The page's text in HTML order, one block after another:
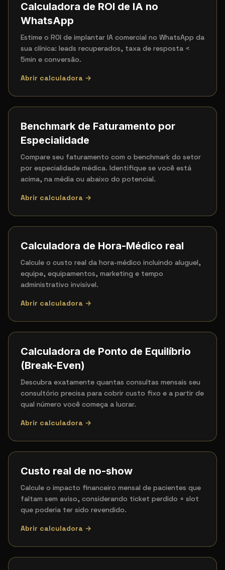
Calculadora de ROI de IA no
WhatsApp
Estime o ROI de implantar IA comercial no WhatsApp da
sua clínica: leads recuperados, taxa de resposta <
5min e conversão.
Abrir calculadora →
Benchmark de Faturamento por
Especialidade
Compare seu faturamento com o benchmark do setor
por especialidade médica. Identifique se você está
acima, na média ou abaixo do potencial.
Abrir calculadora →
Calculadora de Hora-Médico real
Calcule o custo real da hora-médico incluindo aluguel,
equipe, equipamentos, marketing e tempo
administrativo invisível.
Abrir calculadora →
Calculadora de Ponto de Equilíbrio
(Break-Even)
Descubra exatamente quantas consultas mensais seu
consultório precisa para cobrir custo fixo e a partir de
qual número você começa a lucrar.
Abrir calculadora →
Custo real de no-show
Calcule o impacto financeiro mensal de pacientes que
faltam sem aviso, considerando ticket perdido + slot
que poderia ter sido revendido.
Abrir calculadora →